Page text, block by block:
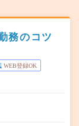
務のコツ
WEB登録OK